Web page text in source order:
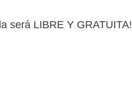
será LIBRE Y GRATUITA!